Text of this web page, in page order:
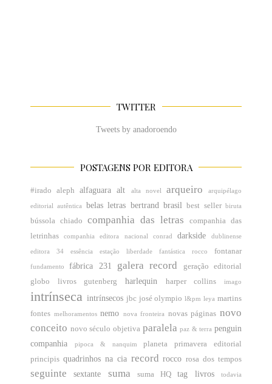
TWITTER
Tweets by anadoroendo
POSTAGENS POR EDITORA
#irado aleph alfaguara alt alta novel arqueiro arquipélago
editorial autêntica belas letras bertrand brasil best seller biruta
bússola chiado companhia das letras
companhia das
letrinhas
companhia editora nacional conrad darkside dublinense
editora 34 essência estação liberdade fantástica rocco fontanar
fundamento fábrica 231 galera record
geração editorial
globo livros
gutenberg harlequin harper collins imago
intrínseca intrínsecos jbc josé olympio l&pm leya martins
fontes melhoramentos nemo nova fronteira novas páginas novo
conceito novo século objetiva paralela paz & terra penguin
companhia
pipoca & nanquim planeta
primavera editorial
principis quadrinhos na cia record rocco rosa dos tempos
seguinte sextante suma suma HQ tag livros todavia